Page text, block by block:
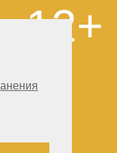
12+